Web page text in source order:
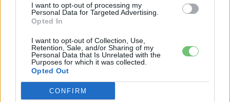
I want to opt-out of processing my
Personal Data for Targeted Advertising.
Opted In
I want to opt-out of Collection, Use,
Retention, Sale, and/or Sharing of my
Personal Data that Is Unrelated with the
Purposes for which it was collected.
Opted Out
CONFIRM
Elektromos
elektromos pickupjának ára, és nevet is
kapott a modell
autó
9000 elektromos furgonnál tart a Royal
Mail — és brutális tempóban bővül a
flotta